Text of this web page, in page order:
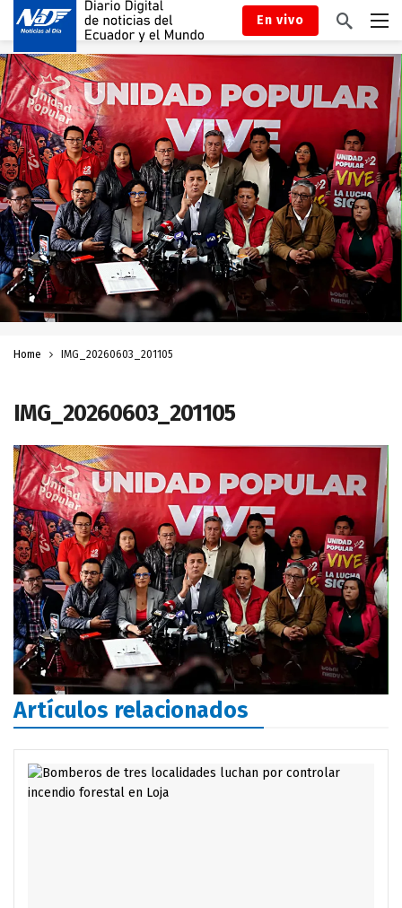
En vivo
Home IMG_20260603_201105
IMG_20260603_201105
Artículos relacionados